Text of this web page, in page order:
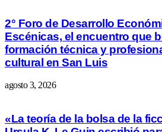
2° Foro de Desarrollo
Escénicas, el encuentro que
formación técnica y
cultural en San Luis
agosto 3, 2026
«La teoría de la bolsa de la